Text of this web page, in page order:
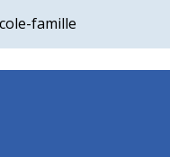
famille